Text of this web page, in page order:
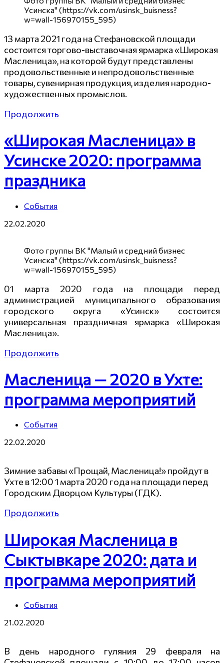
Усинска" (https://vk.com/usinsk_buisness?
w=wall-156970155_595)
13 марта 2021 года на Стефановской площади
состоится торгово-выставочная ярмарка «Широкая
Масленица», на которой будут представлены
продовольственные и непродовольственные
товары, сувенирная продукция, изделия народно-
художественных промыслов.
Продолжить
«Широкая Масленица» в
Усинске 2020: программа
праздника
События
22.02.2020
Фото группы ВК "Малый и средний бизнес
Усинска" (https://vk.com/usinsk_buisness?
w=wall-156970155_595)
01 марта 2020 года на площади перед
администрацией муниципального образования
городского округа «Усинск» состоится
универсальная праздничная ярмарка «Широкая
Масленица».
Продолжить
Масленица — 2020 в Ухте:
программа мероприятий
События
22.02.2020
Зимние забавы «Прощай, Масленица!» пройдут в
Ухте в 12:00 1 марта 2020 года на площади перед
Городским Дворцом Культуры (ГДК).
Продолжить
Широкая Масленица в
Сыктывкаре 2020: дата и
программа мероприятий
События
21.02.2020
В день народного гуляния 29 февраля на